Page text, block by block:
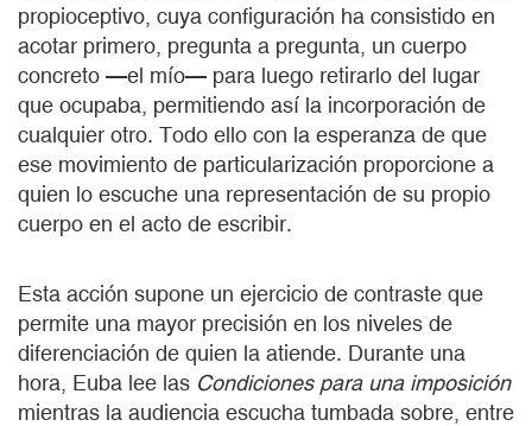
propioceptivo, cuya configuración ha consistido en
acotar primero, pregunta a pregunta, un cuerpo
concreto —el mío— para luego retirarlo del lugar
que ocupaba, permitiendo así la incorporación de
cualquier otro. Todo ello con la esperanza de que
ese movimiento de particularización proporcione a
quien lo escuche una representación de su propio
cuerpo en el acto de escribir.
Esta acción supone un ejercicio de contraste que
permite una mayor precisión en los niveles de
diferenciación de quien la atiende. Durante una
hora, Euba lee las Condiciones para una imposición
mientras la audiencia escucha tumbada sobre, entre